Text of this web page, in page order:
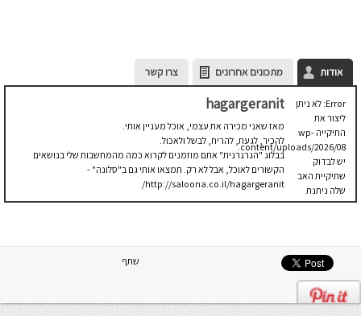
אודות מתכונים אחרונים צרו קשר
Error: לא ניתן
ליצור את
התיקייה wp-
content/uploads/2026/08.
יש לבדוק
שתיקיית האב
שלה ניתנת
לכתיבה.
hagargeranit
מאז שאני מכירה את עצמי, אוכל מעניין אותי.
להכיר, לגעת, להריח, לבשל ולאכול.
בבלוג "הגרגרנית" אתם מוזמנים לקרוא כמה מהמחשבות שלי בנושאים
הקשורים לאוכל, אבל לא רק. תמצאו אותי גם ב"סלונה" -
http://saloona.co.il/hagargeranit/
שתף